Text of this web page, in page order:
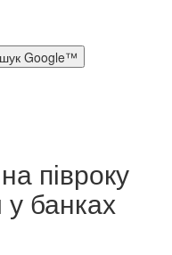
півроку
банках